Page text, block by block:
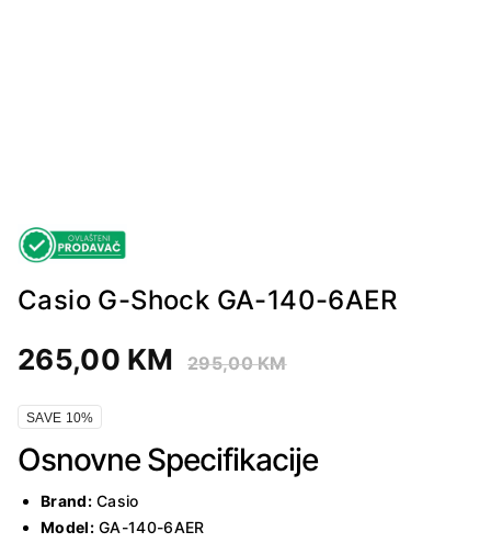
Casio G-Shock GA-140-6AER
265,00 KM 295,00KM
SAVE 10%
Osnovne Specifikacije
Brand:Casio
Model:GA-140-6AER